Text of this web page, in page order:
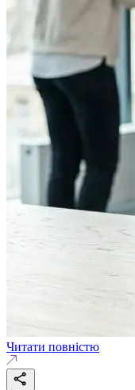
Читати повністю